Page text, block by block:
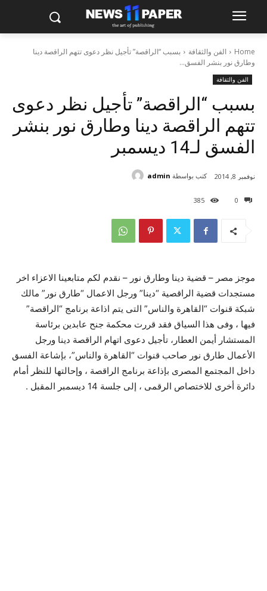
Home الفن والثقافة
بسبب “الراقصة” تأجيل نظر دعوى تتهم الراقصة دينا
وطارق نور بنشر الفسق...
الفن والثقافة
بسبب “الراقصة” تأجيل نظر دعوى
تتهم الراقصة دينا وطارق نور بنشر
الفسق لـ14 ديسمبر
0
385
نوفمبر 8, 2014 كتب بواسطة admin
موجز مصر – قضية دينا وطارق نور – نقدم لكم متابعينا الاعزاء اخر
مستجدات قضية الراقصية “دينا” ورجل الاعمال “طارق نور” مالك
شبكة قنوات “القاهرة والناس” التى يتم اذاعة برنامج “الراقصة”
فيها ، وفى هذا السياق فقد قررت محكمة جنح عابدين برئاسة
المستشار أيمن العطار، تأجيل دعوى اتهام الراقصة دينا ورجل
الأعمال طارق نور صاحب قنوات “القاهرة والناس”، بإشاعة الفسق
داخل المجتمع المصرى بإذاعة برنامج الراقصة ، وإحالتها للنظر أمام
دائرة أخرى للاختصاص الرقمى ، إلى جلسة 14 ديسمبر المقبل .